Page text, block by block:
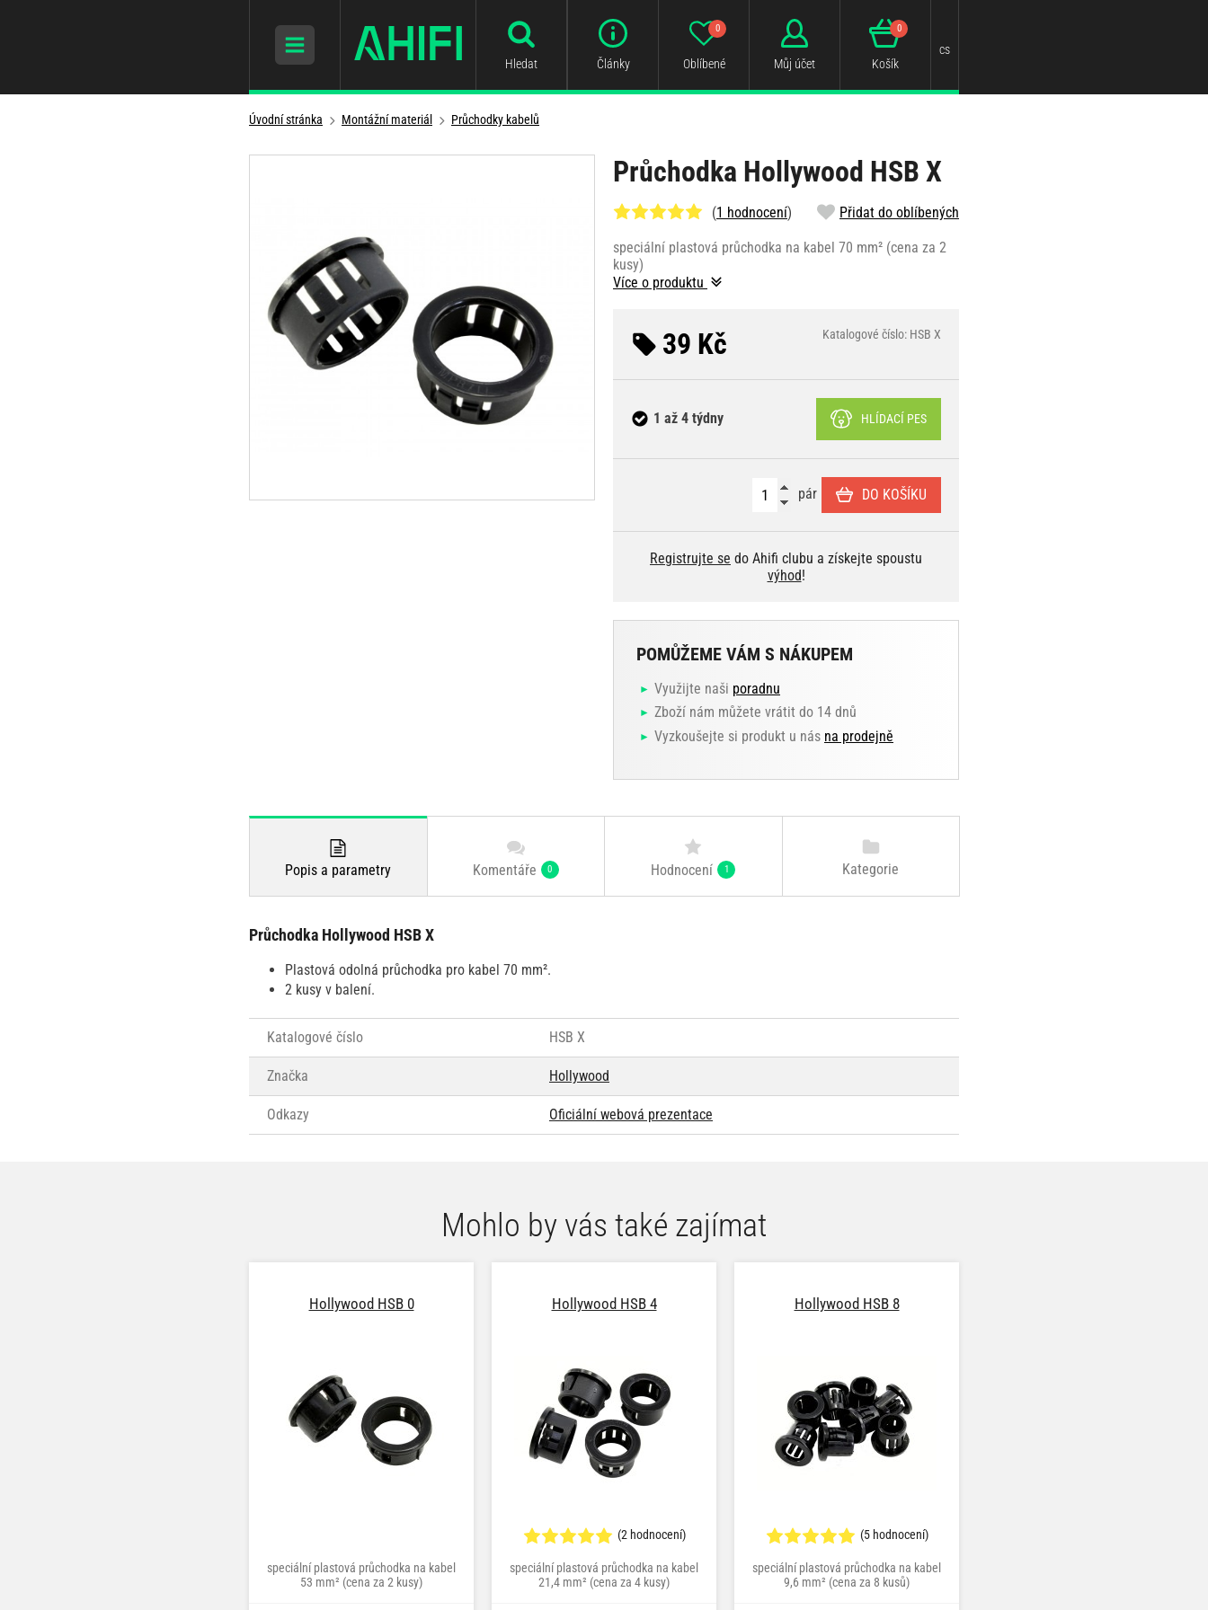
Hledat Články Oblíbené
0
Můj účet Košík
0
cs
Úvodní stránka Montážní materiál Průchodky kabelů
Průchodka Hollywood HSB X
(1 hodnocení) Přidat do oblíbených
speciální plastová průchodka na kabel 70 mm² (cena za 2
kusy)
Více o produktu
39 Kč Katalogové číslo: HSB X
1 až 4 týdny HLÍDACÍ PES
pár DO KOŠÍKU
Registrujte se do Ahifi clubu a získejte spoustu
výhod!
POMŮŽEME VÁM S NÁKUPEM
Využijte naši poradnu
Zboží nám můžete vrátit do 14 dnů
Vyzkoušejte si produkt u nás na prodejně
Popis a parametry Komentáře 0 Hodnocení 1 Kategorie
Průchodka Hollywood HSB X
Plastová odolná průchodka pro kabel 70 mm².
2 kusy v balení.
Katalogové číslo HSB X
Značka Hollywood
Odkazy Oficiální webová prezentace
Mohlo by vás také zajímat
Hollywood HSB 0
speciální plastová průchodka na kabel
53 mm² (cena za 2 kusy)
Hollywood HSB 4
(2 hodnocení)
speciální plastová průchodka na kabel
21,4 mm² (cena za 4 kusy)
Hollywood HSB 8
(5 hodnocení)
speciální plastová průchodka na kabel
9,6 mm² (cena za 8 kusů)